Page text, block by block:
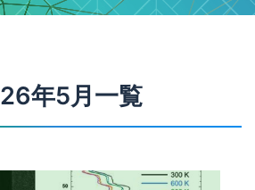
年5月一覧